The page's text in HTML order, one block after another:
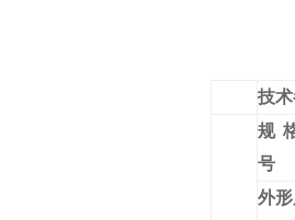
技
规
号
外